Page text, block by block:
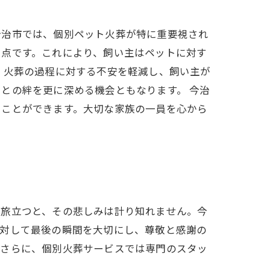
市では、個別ペット火葬が特に重要視され
です。これにより、飼い主はペットに対す
葬の過程に対する不安を軽減し、飼い主が
の絆を更に深める機会ともなります。 今治
とができます。大切な家族の一員を心から
立つと、その悲しみは計り知れません。今
して最後の瞬間を大切にし、尊敬と感謝の
らに、個別火葬サービスでは専門のスタッ